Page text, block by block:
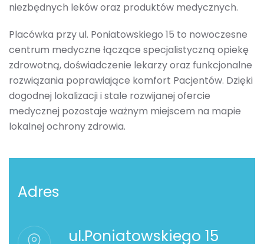
niezbędnych leków oraz produktów medycznych.
Placówka przy ul. Poniatowskiego 15 to nowoczesne
centrum medyczne łączące specjalistyczną opiekę
zdrowotną, doświadczenie lekarzy oraz funkcjonalne
rozwiązania poprawiające komfort Pacjentów. Dzięki
dogodnej lokalizacji i stale rozwijanej ofercie
medycznej pozostaje ważnym miejscem na mapie
lokalnej ochrony zdrowia.
Adres
ul.Poniatowskiego 15